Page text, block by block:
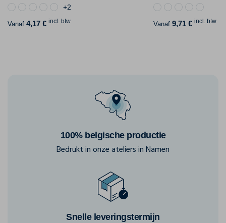
+2
Vanaf 4,17 € incl. btw Vanaf 9,71 € incl. btw
100% belgische productie
Bedrukt in onze ateliers in Namen
Snelle leveringstermijn